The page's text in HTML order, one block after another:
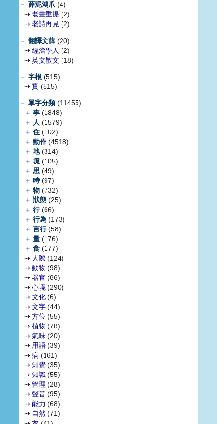
－ 薛泥鴻爪 (4)
⇢ 老畫重提 (2)
⇢ 老詩再見 (2)
－ 翻譯文薛 (20)
⇢ 經濟學人 (2)
⇢ 英文散文 (18)
－ 字根 (515)
⇢ 實 (515)
－ 單字分類(11455)
＋ 事 (1848)
＋ 人 (1579)
＋ 住 (102)
＋ 動作(4518)
＋ 地(314)
＋ 境(105)
＋ 思 (49)
＋ 時(97)
＋ 物 (732)
＋ 狀態 (25)
＋ 行(66)
＋ 行為 (173)
＋ 言行(58)
＋ 量 (176)
＋ 食 (177)
⇢ 人際 (124)
⇢ 動物 (98)
⇢ 器官 (86)
⇢ 心境 (290)
⇢ 文化 (6)
⇢ 文字 (44)
⇢ 方位 (55)
⇢ 植物 (78)
⇢ 氣味 (20)
⇢ 用語 (39)
⇢ 病 (161)
⇢ 知覺 (35)
⇢ 知識 (55)
⇢ 管理 (28)
⇢ 聲音 (95)
⇢ 能力 (68)
⇢ 自然 (71)